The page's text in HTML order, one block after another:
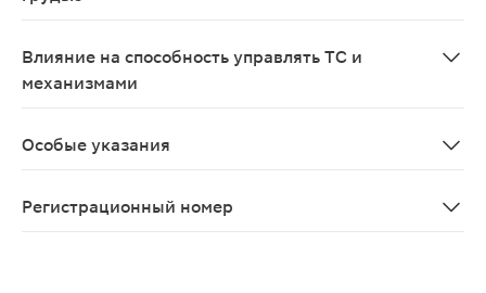
Влияние на способность управлять ТС и
механизмами
Особые указания
Регистрационный номер